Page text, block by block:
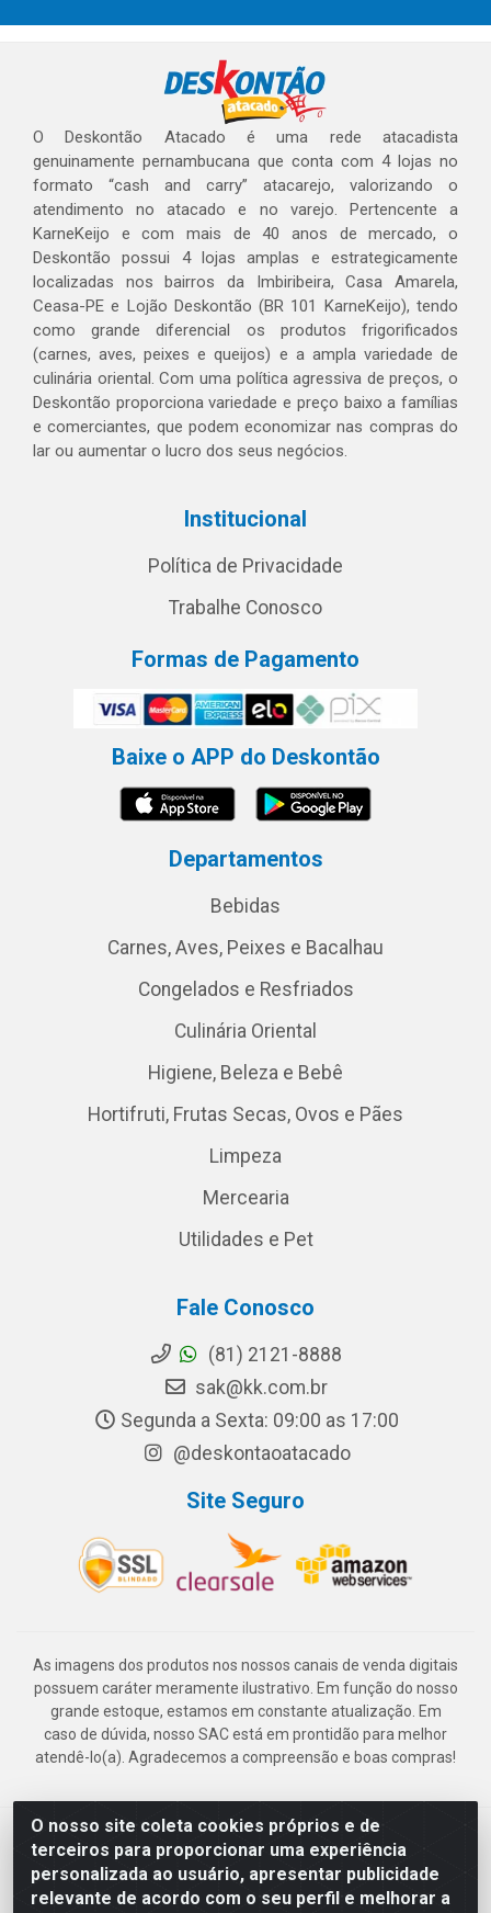
O nosso site coleta cookies próprios e de
terceiros para proporcionar uma experiência
personalizada ao usuário, apresentar publicidade
relevante de acordo com o seu perfil e melhorar a
O Deskontão Atacado é uma rede atacadista
genuinamente pernambucana que conta com 4 lojas no
formato “cash and carry” atacarejo, valorizando o
atendimento no atacado e no varejo. Pertencente a
KarneKeijo e com mais de 40 anos de mercado, o
Deskontão possui 4 lojas amplas e estrategicamente
localizadas nos bairros da Imbiribeira, Casa Amarela,
Ceasa-PE e Lojão Deskontão (BR 101 KarneKeijo), tendo
como grande diferencial os produtos frigorificados
(carnes, aves, peixes e queijos) e a ampla variedade de
culinária oriental. Com uma política agressiva de preços, o
Deskontão proporciona variedade e preço baixo a famílias
e comerciantes, que podem economizar nas compras do
lar ou aumentar o lucro dos seus negócios.
Institucional
Política de Privacidade
Trabalhe Conosco
Formas de Pagamento
Baixe o APP do Deskontão
Departamentos
Bebidas
Carnes, Aves, Peixes e Bacalhau
Congelados e Resfriados
Culinária Oriental
Higiene, Beleza e Bebê
Hortifruti, Frutas Secas, Ovos e Pães
Limpeza
Mercearia
Utilidades e Pet
Fale Conosco
(81) 2121-8888
sak@kk.com.br
Segunda a Sexta: 09:00 as 17:00
@deskontaoatacado
Site Seguro
As imagens dos produtos nos nossos canais de venda digitais
possuem caráter meramente ilustrativo. Em função do nosso
grande estoque, estamos em constante atualização. Em
caso de dúvida, nosso SAC está em prontidão para melhor
atendê-lo(a). Agradecemos a compreensão e boas compras!
Deskontão Atacado - Av. Marechal Mascarenhas de Morais, 2471 -
Imbiribeira - Recife/PE - CEP 51.150-001 - CNPJ 24.150.377/0003-
57